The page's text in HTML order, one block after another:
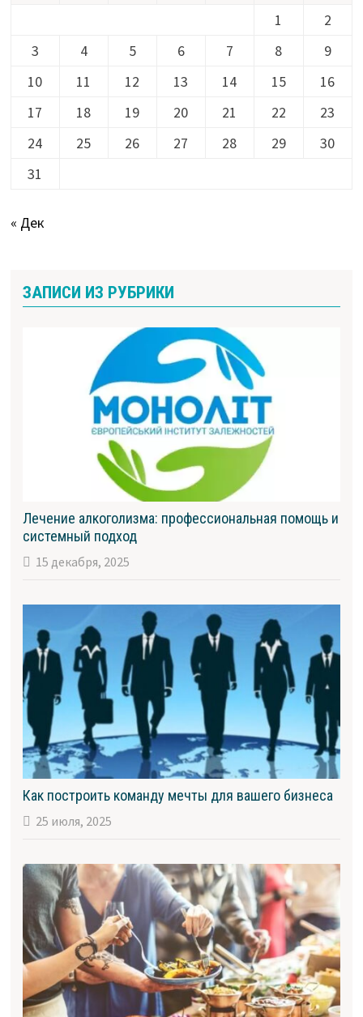
1
2
3
4 5 6 7 8
9
10
11 12 13 14 15
16
17
18 19 20 21 22
23
24
25 26 27 28 29
30
31
« Дек
ЗАПИСИ ИЗ РУБРИКИ
Лечение алкоголизма: профессиональная помощь и
системный подход
15 декабря, 2025
Как построить команду мечты для вашего бизнеса
25 июля, 2025